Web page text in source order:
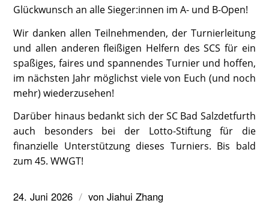
Glückwunsch an alle Sieger:innen im A- und B-Open!
Wir danken allen Teilnehmenden, der Turnierleitung
und allen anderen fleißigen Helfern des SCS für ein
spaßiges, faires und spannendes Turnier und hoffen,
im nächsten Jahr möglichst viele von Euch (und noch
mehr) wiederzusehen!
Darüber hinaus bedankt sich der SC Bad Salzdetfurth
auch besonders bei der Lotto-Stiftung für die
finanzielle Unterstützung dieses Turniers. Bis bald
zum 45. WWGT!
24. Juni 2026 / vonJiahui Zhang